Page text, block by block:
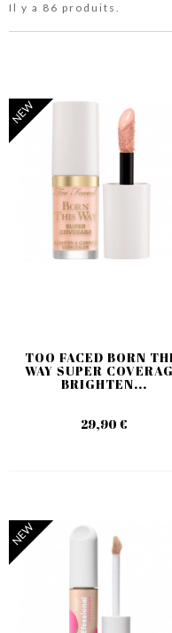
Il y a 86 produits.
NEW
TOO FACED BORN
WAY SUPER
BRIGHTEN...
29,90 €
NEW